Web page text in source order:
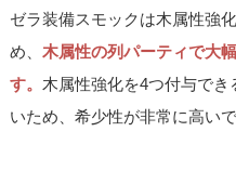
ゼラ装備スモックは木属性強
め、木属性の列パーティで大
す。 木属性強化を4つ付与で
いため、希少性が非常に高いで